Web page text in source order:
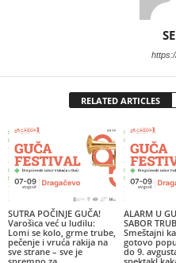
RELATED ARTICLES
SUTRA POČINJE GUČA!
Varošica već u ludilu:
Lomi se kolo, grme trube,
pečenje i vruća rakija na
sve strane – sve je
ALARM U
SABOR
Smeštajni
gotovo
do 9.